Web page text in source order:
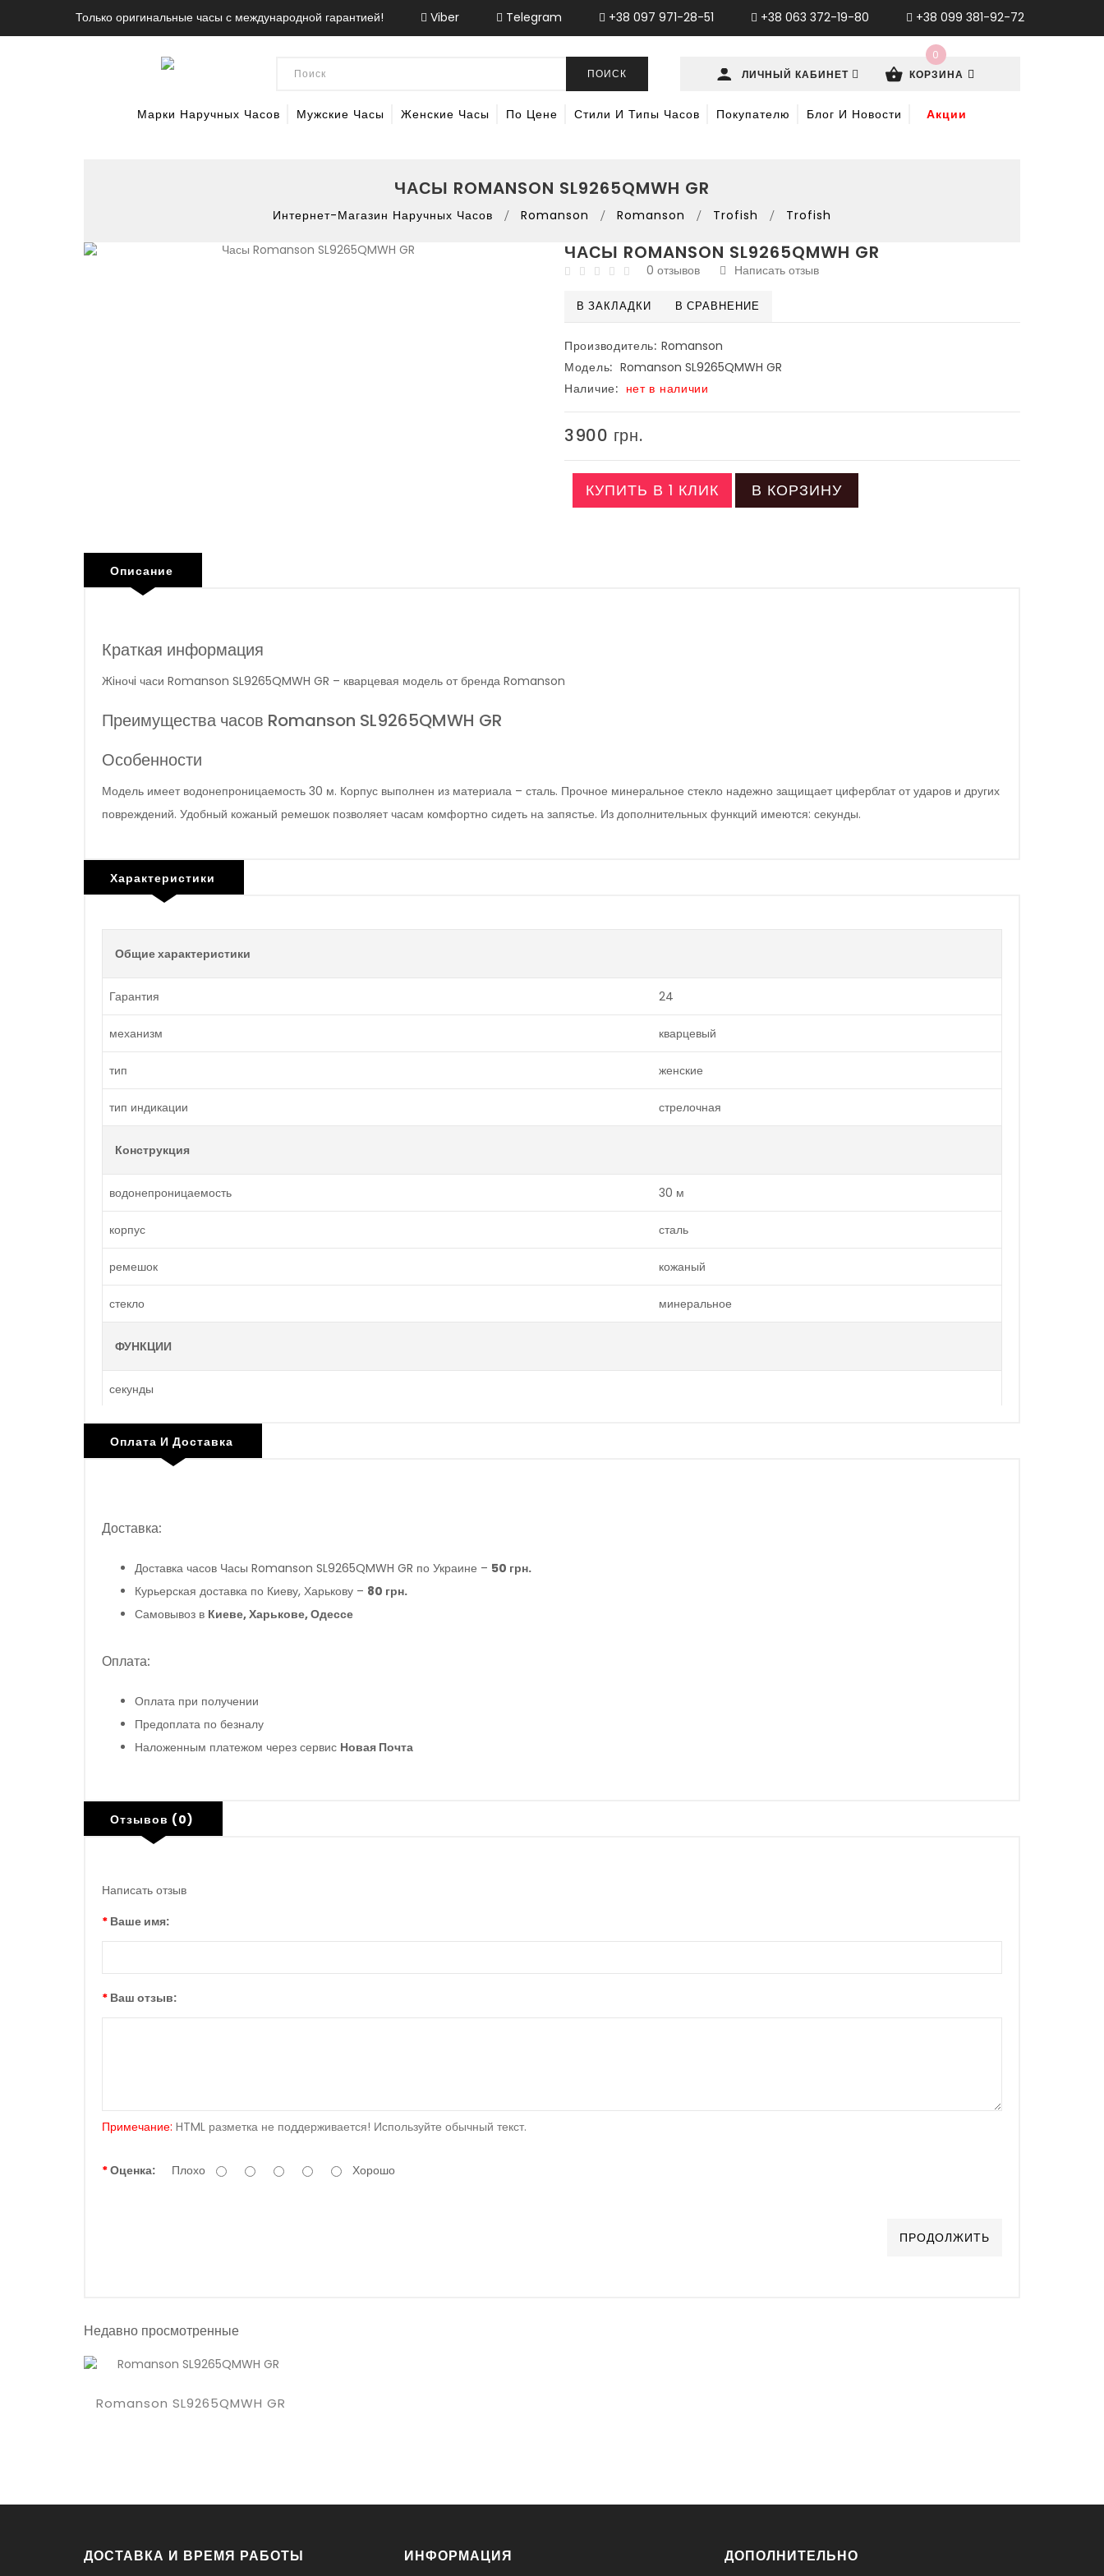
Только оригинальные часы с международной гарантией! +38 099 381-92-72
+38 063 372-19-80
+38 097 971-28-51
Telegram
Viber
ПОИСК ЛИЧНЫЙ КАБИНЕТ КОРЗИНА
0
Марки Наручных Часов Мужские Часы Женские Часы По Цене Стили И Типы Часов Покупателю Блог И Новости Акции
ЧАСЫ ROMANSON SL9265QMWH GR
Интернет-Магазин Наручных Часов Romanson Romanson Trofish Trofish
ЧАСЫ ROMANSON SL9265QMWH GR
0 отзывов Написать отзыв
В ЗАКЛАДКИ В СРАВНЕНИЕ
Производитель: Romanson
Модель: Romanson SL9265QMWH GR
Наличие: нет в наличии
3900 грн.
КУПИТЬ В 1 КЛИК В КОРЗИНУ
Описание
Краткая информация
Жiночi часи Romanson SL9265QMWH GR – кварцевая модель от бренда Romanson
Преимущества часов Romanson SL9265QMWH GR
Особенности
Модель имеет водонепроницаемость 30 м. Корпус выполнен из материала – сталь. Прочное минеральное стекло надежно защищает циферблат от ударов и других
повреждений. Удобный кожаный ремешок позволяет часам комфортно сидеть на запястье. Из дополнительных функций имеются: секунды.
Характеристики
Общие характеристики
Гарантия 24
механизм кварцевый
тип женские
тип индикации стрелочная
Конструкция
водонепроницаемость 30 м
корпус сталь
ремешок кожаный
стекло минеральное
ФУНКЦИИ
секунды
Оплата И Доставка
Доставка:
Доставка часов Часы Romanson SL9265QMWH GR по Украине – 50 грн.
Курьерская доставка по Киеву, Харькову – 80 грн.
Самовывоз в Киеве, Харькове, Одессе
Оплата:
Оплата при получении
Предоплата по безналу
Наложенным платежом через сервис Новая Почта
Отзывов (0)
Написать отзыв
Ваше имя:
Ваш отзыв:
Примечание: HTML разметка не поддерживается! Используйте обычный текст.
Оценка: Плохо Хорошо
ПРОДОЛЖИТЬ
Недавно просмотренные
Romanson SL9265QMWH GR
ДОСТАВКА И ВРЕМЯ РАБОТЫ ИНФОРМАЦИЯ ДОПОЛНИТЕЛЬНО